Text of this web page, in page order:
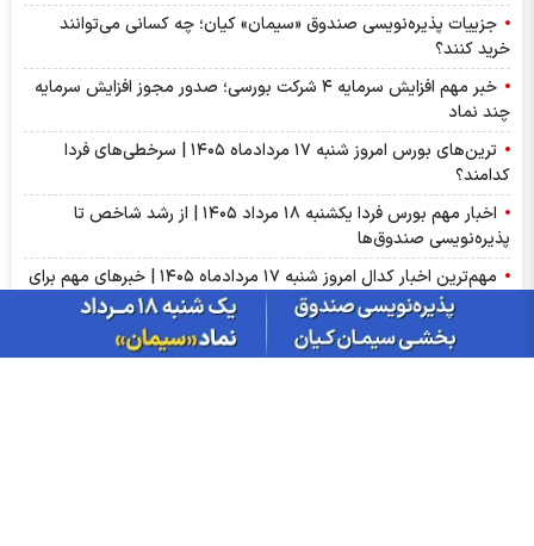
جزییات پذیره‌نویسی صندوق «سیمان» کیان؛ چه کسانی می‌توانند
خرید کنند؟
خبر مهم افزایش سرمایه ۴ شرکت بورسی؛ صدور مجوز افزایش سرمایه
چند نماد
ترین‌های بورس امروز شنبه ۱۷ مردادماه ۱۴۰۵ | سرخطی‌های فردا
کدامند؟
اخبار مهم بورس فردا یکشنبه ۱۸ مرداد ۱۴۰۵ | از رشد شاخص تا
پذیره‌نویسی صندوق‌ها
مهم‌ترین اخبار کدال امروز شنبه ۱۷ مردادماه ۱۴۰۵ | خبرهای مهم برای
سهامداران شپنا، وپاسار و وبصادر
آمار معاملات فیزیکی بورس کالا امروز شنبه ۱۷ مرداد | سیگنال‌های
مهم بورس کالا برای سهامداران کچاد و شیراز